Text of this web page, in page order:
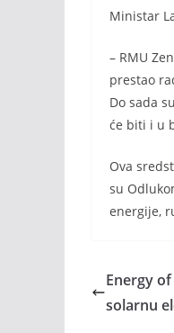
Ministar
– RMU
prestao
Do sada
će biti i u
Ova
su
energije,
Energy
solarnu